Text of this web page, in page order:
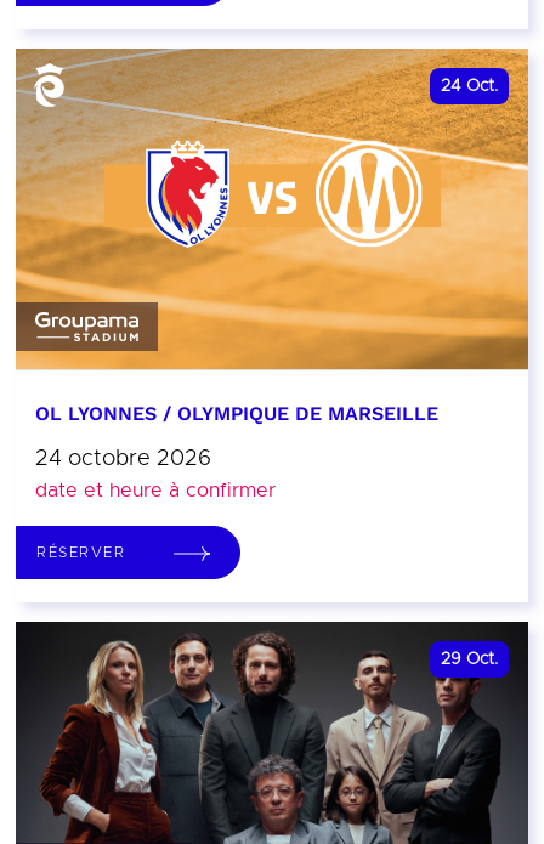
24 Oct.
OL LYONNES / OLYMPIQUE DE MARSEILLE
24 octobre 2026
date et heure à confirmer
RÉSERVER
29 Oct.